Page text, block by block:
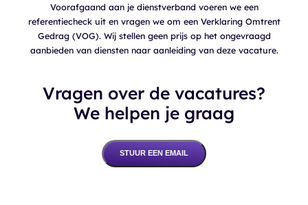
Voorafgaand aan je dienstverband voeren we een
referentiecheck uit en vragen we om een Verklaring Omtrent
Gedrag (VOG). Wij stellen geen prijs op het ongevraagd
aanbieden van diensten naar aanleiding van deze vacature.
Vragen over de vacatures?
We helpen je graag
STUUR EEN EMAIL